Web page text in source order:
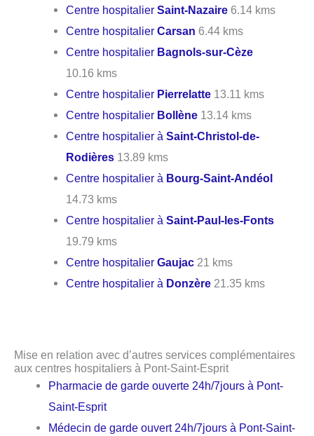
Centre hospitalierSaint-Nazaire 6.14 kms
Centre hospitalierCarsan 6.44 kms
Centre hospitalier Bagnols-sur-Cèze
10.16 kms
Centre hospitalier Pierrelatte 13.11 kms
Centre hospitalier Bollène 13.14 kms
Centre hospitalier àSaint-Christol-de-
Rodières 13.89 kms
Centre hospitalier à Bourg-Saint-Andéol
14.73 kms
Centre hospitalier àSaint-Paul-les-Fonts
19.79 kms
Centre hospitalierGaujac 21 kms
Centre hospitalier à Donzère 21.35 kms
Mise en relation avec d’autres services complémentaires
aux centres hospitaliers à Pont-Saint-Esprit
Pharmacie de garde ouverte 24h/7jours à Pont-
Saint-Esprit
Médecin de garde ouvert 24h/7jours à Pont-Saint-